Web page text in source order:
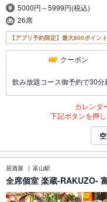
5000円～5999円(税込)
26席
【アプリ予約限定】最大800ポイン
クーポン
飲み放題コース御予約で30
カレンダ
下記ボタンを押
居酒屋 富山駅
全席個室 楽蔵‐RAKUZO‐